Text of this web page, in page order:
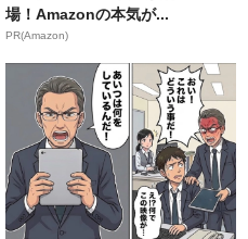
場！Amazonの本気が...
PR(Amazon)